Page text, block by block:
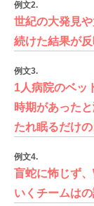
例文2.
世紀の大発見
続けた結果が反
例文3.
1人病院のベッ
時期があった
たれ眠るだけの
例文4.
盲蛇に怖じず
いくチームは